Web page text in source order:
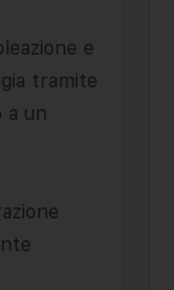
e
tramite
a un